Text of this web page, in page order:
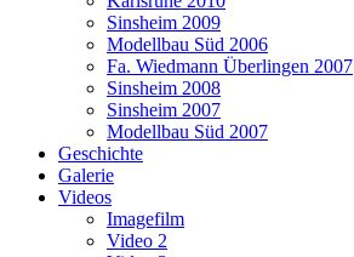
Sinsheim 2009
Modellbau Süd 2006
Fa. Wiedmann Überlingen 2007
Sinsheim 2008
Sinsheim 2007
Modellbau Süd 2007
Geschichte
Galerie
Videos
Imagefilm
Video 2